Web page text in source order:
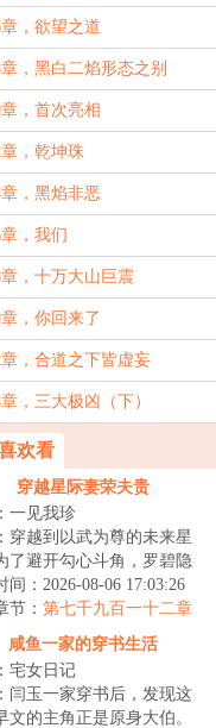
，欲望之道
，黑白二焰形态之别
，首次亮相
，乾坤珠
，黑焰非恶
，我们
，十万大山巨震
，你回来了
，合道之下皆虚妄
，三大极凶（下）
欢看
穿越星际妻荣夫贵
一见我珍
穿越到以武为尊的未来星
了避开勾心斗角，罗碧隐
己觉醒异能的事。谁知有
眼非要找...
间：2026-08-06 17:03:26
节： 第七千九百一十二章
咸鱼一家的穿书生活
宅女日记
闫玉一家穿书后，发现这
文的主角正是原身大伯。